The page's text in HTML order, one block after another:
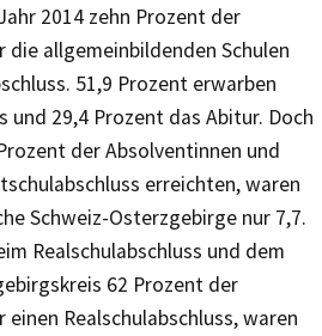
2014 zehn Prozent der
die allgemeinbildenden Schulen
51,9 Prozent erwarben
und 29,4 Prozent das Abitur. Doch
der Absolventinnen und
erreichten, waren
Schweiz-Osterzgebirge nur 7,7.
Realschulabschluss und dem
62 Prozent der
einen Realschulabschluss, waren